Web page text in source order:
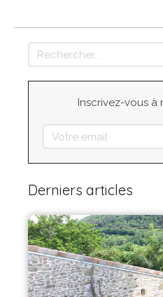
Rechercher
Inscrivez-vous à
Votre email
Derniers articles